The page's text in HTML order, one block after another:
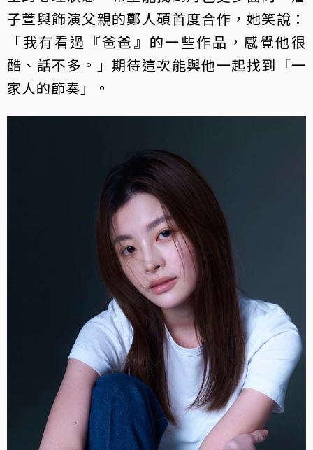
子萱與飾演父親的鄭人碩首度合作，她笑說：
「我有看過『爸爸』的一些作品，感覺他很
酷、話不多。」期待這次能與他一起找到「一
家人的節奏」。